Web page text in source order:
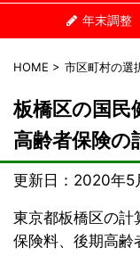
年末調整
HOME > 市区町村の選
板橋区の国民
高齢者保険の
更新日： 2020年5
東京都板橋区の計
保険料、後期高齢